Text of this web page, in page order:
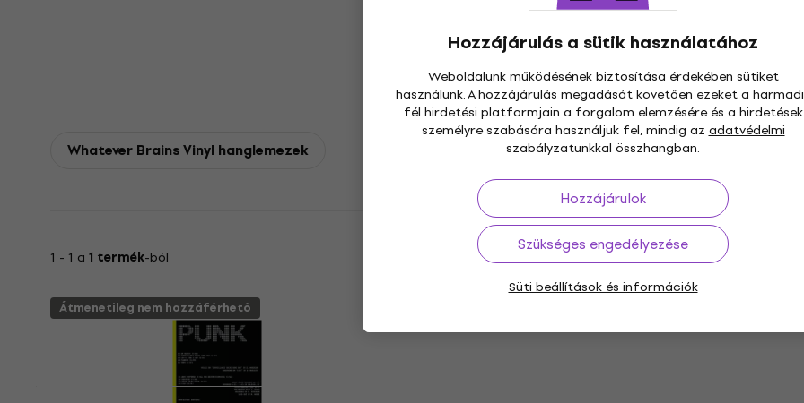
Hozzájárulás a sütik használatához
Weboldalunk működésének biztosítása érdekében sütiket
használunk. A hozzájárulás megadását követően ezeket a
fél hirdetési platformjain a forgalom elemzésére és a hirdetések
személyre szabására használjuk fel, mindig azadatvédelmi
szabályzatunkkal összhangban.
Hozzájárulok
Szükséges engedélyezése
Süti beállítások és információk
Whatever Brains Vinyl hanglemezek
1 - 1 a 1 termék-ból
Átmenetileg nem hozzáférhető